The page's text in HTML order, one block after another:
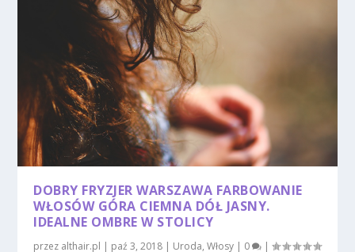
DOBRY FRYZJER WARSZAWA FARBOWANIE
WŁOSÓW GÓRA CIEMNA DÓŁ JASNY.
IDEALNE OMBRE W STOLICY
przez althair.pl | paź 3, 2018 | Uroda,Włosy | 0 |